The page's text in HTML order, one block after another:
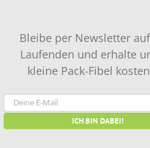
Bleibe per Newsletter
Laufenden und erhalte
kleine Pack-Fibel